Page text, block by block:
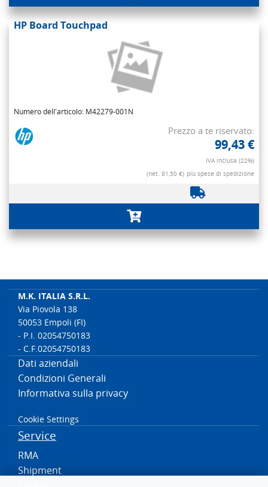
HP Board Touchpad
Numero dell'articolo: M42279-001N
Prezzo a te riservato:
99,43 €
IVA inclusa (22%)
(net. 81,50 €) più spese di spedizione
M.K. ITALIA S.R.L.
Via Piovola 138
50053 Empoli (FI)
- P.I. 02054750183
- C.F.02054750183
Dati aziendali
Condizioni Generali
Informativa sulla privacy
Cookie Settings
Service
RMA
Shipment